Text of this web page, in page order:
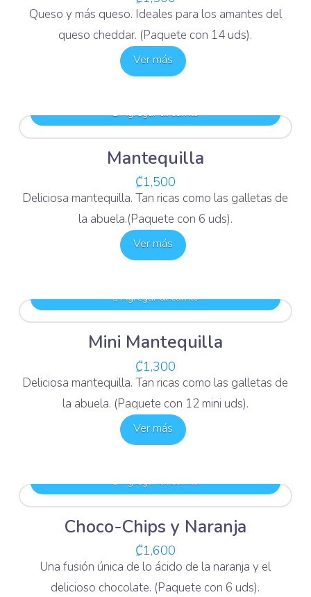
Queso y más queso. Ideales para los amantes del
queso cheddar. (Paquete con 14 uds).
Ver más
Mantequilla
₡1,500
Deliciosa mantequilla. Tan ricas como las galletas de
la abuela.(Paquete con 6 uds).
Agregar al carrito
Ver más
Mini Mantequilla
₡1,300
Deliciosa mantequilla. Tan ricas como las galletas de
la abuela. (Paquete con 12 mini uds).
Agregar al carrito
Ver más
Choco-Chips y Naranja
₡1,600
Una fusión única de lo ácido de la naranja y el
delicioso chocolate. (Paquete con 6 uds).
Agregar al carrito